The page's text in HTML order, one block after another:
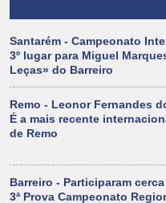
Santarém - Campeonato
3º lugar para Miguel
Leças» do Barreiro
Remo - Leonor Fernandes
É a mais recente
de Remo
Barreiro - Participaram
3ª Prova Campeonato